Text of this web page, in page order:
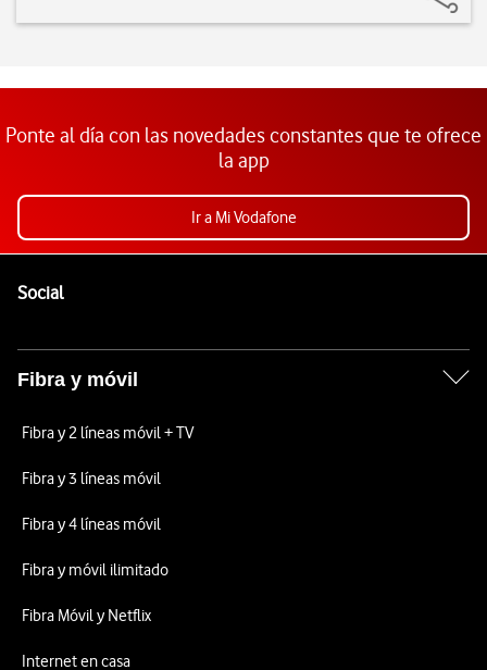
Ponte al día con las novedades constantes que te ofrece
la app
Ir a Mi Vodafone
SocialEnlaces a las redes sociales de Vodafone
Fibra y móvil
Fibra y 2 líneas móvil + TV
Fibra y 3 líneas móvil
Fibra y 4 líneas móvil
Fibra y móvil ilimitado
Fibra Móvil y Netflix
Internet en casa